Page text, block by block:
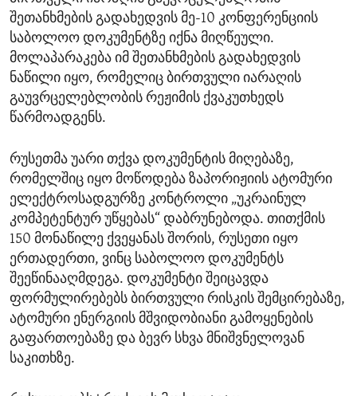
შეთანხმების გადახედვის მე-10 კონფერენციის
საბოლოო დოკუმენტზე იქნა მიღწეული.
მოლაპარაკება იმ შეთანხმების გადახედვის
ნაწილი იყო, რომელიც ბირთვული იარაღის
გაუვრცელებლობის რეჟიმის ქვაკუთხედს
წარმოადგენს.
რუსეთმა უარი თქვა დოკუმენტის მიღებაზე,
რომელშიც იყო მოწოდება ზაპორიჟიის ატომური
ელექტროსადგურზე კონტროლი „უკრაინულ
კომპეტენტურ უწყებას“ დაბრუნებოდა. თითქმის
150 მონაწილე ქვეყანას შორის, რუსეთი იყო
ერთადერთი, ვინც საბოლოო დოკუმენტს
შეეწინააღმდეგა. დოკუმენტი შეიცავდა
ფორმულირებებს ბირთვული რისკის შემცირებაზე,
ატომური ენერგიის მშვიდობიანი გამოყენების
გაფართოებაზე და ბევრ სხვა მნიშვნელოვან
საკითხზე.